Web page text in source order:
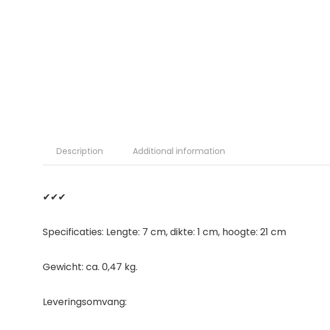
Description Additional information
✔✔✔
Specificaties: Lengte: 7 cm, dikte: 1 cm, hoogte: 21 cm
Gewicht: ca. 0,47 kg.
Leveringsomvang: